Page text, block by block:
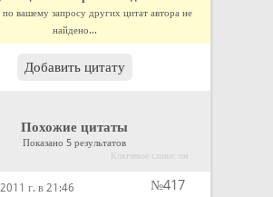
вашему запросу других цитат автора не
найдено...
Добавить цитату
Похожие цитаты
Показано 5 результатов
Ключевое слово: он
г. в 21:46
№417